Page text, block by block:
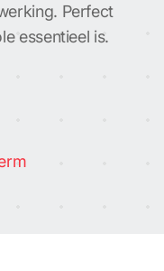
Perfect
essentieel is.